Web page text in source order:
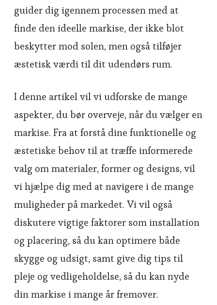
guider dig igennem processen med at
finde den ideelle markise, der ikke blot
beskytter mod solen, men også tilføjer
æstetisk værdi til dit udendørs rum.
I denne artikel vil vi udforske de mange
aspekter, du bør overveje, når du vælger en
markise. Fra at forstå dine funktionelle og
æstetiske behov til at træffe informerede
valg om materialer, former og designs, vil
vi hjælpe dig med at navigere i de mange
muligheder på markedet. Vi vil også
diskutere vigtige faktorer som installation
og placering, så du kan optimere både
skygge og udsigt, samt give dig tips til
pleje og vedligeholdelse, så du kan nyde
din markise i mange år fremover.